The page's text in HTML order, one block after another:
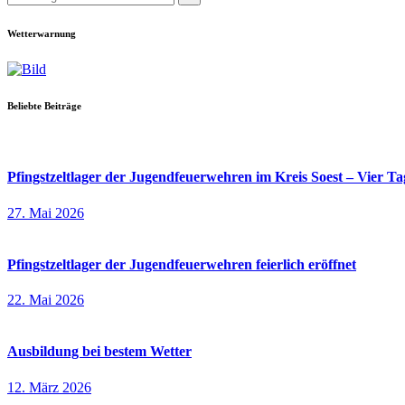
Wetterwarnung
Beliebte Beiträge
Pfingstzeltlager der Jugendfeuerwehren im Kreis Soest – Vier
27. Mai 2026
Pfingstzeltlager der Jugendfeuerwehren feierlich eröffnet
22. Mai 2026
Ausbildung bei bestem Wetter
12. März 2026